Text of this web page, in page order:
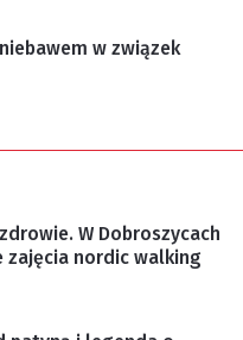
w związek
W Dobroszycach
nordic walking